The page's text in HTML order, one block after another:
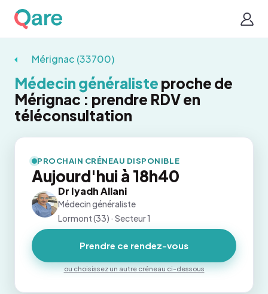
Mérignac (33700)
Médecin généraliste proche de
Mérignac : prendre RDV en
téléconsultation
PROCHAIN CRÉNEAU DISPONIBLE
Aujourd'hui à 18h40
Dr Iyadh Allani
Médecin généraliste
Lormont (33) · Secteur 1
Prendre ce rendez-vous
ou choisissez un autre créneau ci-dessous